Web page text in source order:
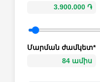
Մարման ժամկետ*